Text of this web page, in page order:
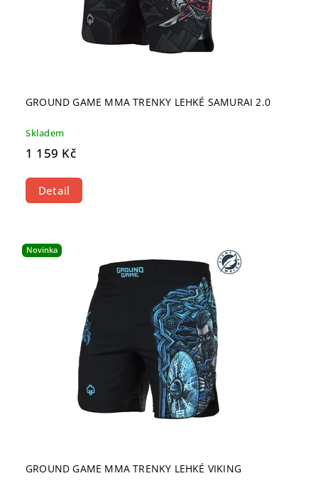
GROUND GAME MMA TRENKY LEHKÉ SAMURAI 2.0
Skladem
1 159 Kč
Detail
Novinka
GROUND GAME MMA TRENKY LEHKÉ VIKING